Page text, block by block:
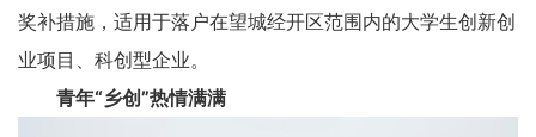
奖补措施，适用于落户在望城经开区范围内的大学生创新创
业项目、科创型企业。
青年“乡创”热情满满